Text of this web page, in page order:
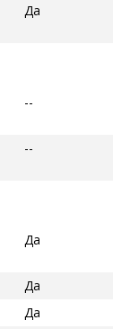
Да
--
--
Да
Да
Да